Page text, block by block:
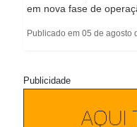
em nova fase de
Publicado em 05 de agosto
Publicidade